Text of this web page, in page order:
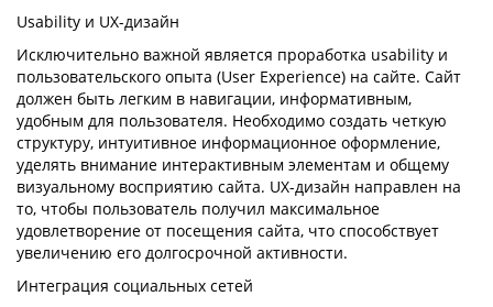
Usability и UX-дизайн
Исключительно важной является проработка usability и
пользовательского опыта (User Experience) на сайте. Сайт
должен быть легким в навигации, информативным,
удобным для пользователя. Необходимо создать четкую
структуру, интуитивное информационное оформление,
уделять внимание интерактивным элементам и общему
визуальному восприятию сайта. UX-дизайн направлен на
то, чтобы пользователь получил максимальное
удовлетворение от посещения сайта, что способствует
увеличению его долгосрочной активности.
Интеграция социальных сетей